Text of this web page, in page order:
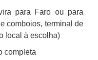
para Faro ou para
comboios, terminal de
local à escolha)
completa